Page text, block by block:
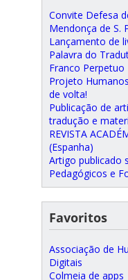
Convite Defesa
Mendonça de S.
Lançamento de
Palavra do
Franco Perpetuo
Projeto
de volta!
Publicação de
tradução e
REVISTA
(Espanha)
Artigo publicado
Pedagógicos e
Favoritos
Associação de
Digitais
Colmeia de apps